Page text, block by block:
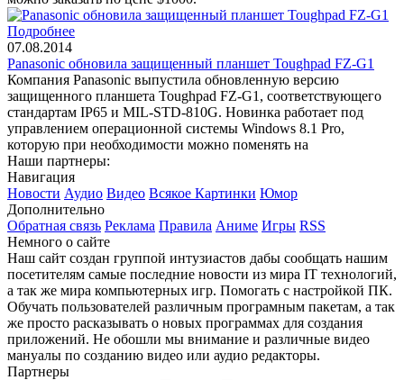
Подробнее
07.08.2014
Panasonic обновила защищенный планшет Toughpad FZ-G1
Компания Panasonic выпустила обновленную версию
защищенного планшета Toughpad FZ-G1, соответствующего
стандартам IP65 и MIL-STD-810G. Новинка работает под
управлением операционной системы Windows 8.1 Pro,
которую при необходимости можно поменять на
Наши партнеры:
Навигация
Новости Аудио Видео Всякое Картинки Юмор
Дополнительно
Обратная связь Реклама Правила Аниме Игры RSS
Немного о сайте
Наш сайт создан группой интузиастов дабы сообщать нашим
посетителям самые последние новости из мира IT технологий,
а так же мира компьютерных игр. Помогать с настройкой ПК.
Обучать пользователей различным програмным пакетам, а так
же просто расказывать о новых программах для создания
приложений. Не обошли мы внимание и различные видео
мануалы по созданию видео или аудио редакторы.
Партнеры